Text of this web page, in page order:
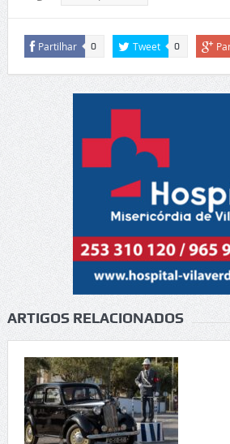
Partilhar 0 Tweet 0
ARTIGOS RELACIONADOS